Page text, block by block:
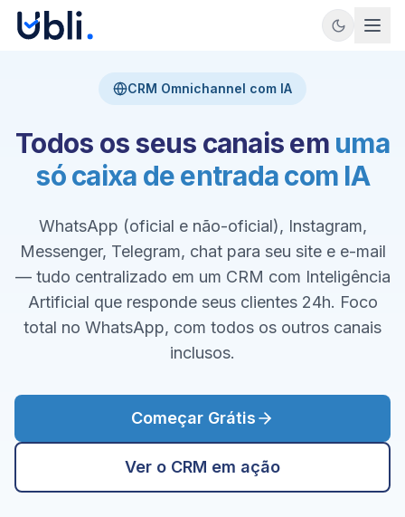
CRM Omnichannel com IA
Todos os seus canais em uma
só caixa de entrada com IA
WhatsApp (oficial e não-oficial), Instagram,
Messenger, Telegram, chat para seu site e e-mail
— tudo centralizado em um CRM com Inteligência
Artificial que responde seus clientes 24h. Foco
total no WhatsApp, com todos os outros canais
inclusos.
Começar Grátis
Ver o CRM em ação